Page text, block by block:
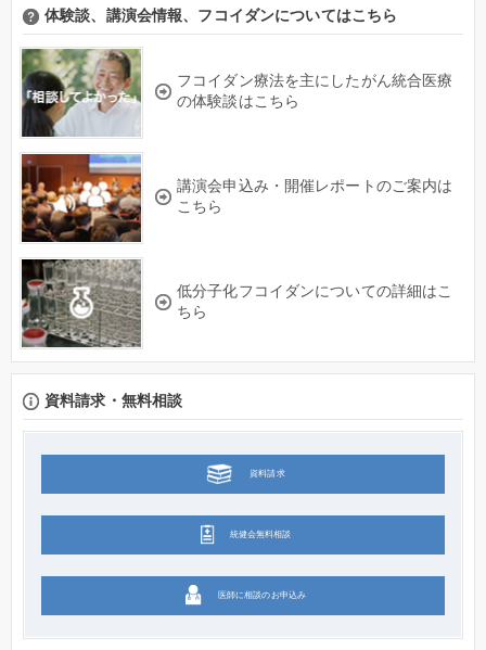
体験談、講演会情報、フコイダンについてはこちら
フコイダン療法を主にしたがん統合医療
の体験談はこちら
講演会申込み・開催レポートのご案内は
こちら
低分子化フコイダンについての詳細はこ
ちら
資料請求・無料相談
資料請求
統健会無料相談
医師に相談のお申込み